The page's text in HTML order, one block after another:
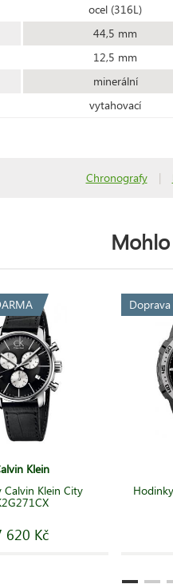
ocel (316L)
44,5 mm
12,5 mm
minerální
vytahovací
Chronografy |
Klein
Calvin Klein City
620 Kč